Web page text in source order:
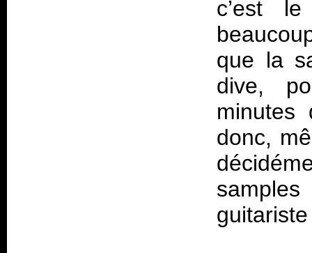
c’est
que la
dive,
donc,